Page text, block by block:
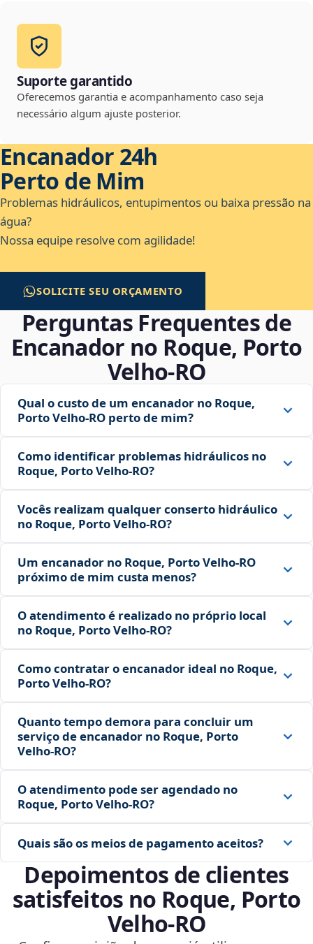
Suporte garantido
Oferecemos garantia e acompanhamento caso seja
necessário algum ajuste posterior.
Encanador 24h
Perto de Mim
Problemas hidráulicos, entupimentos ou baixa pressão na
água?
Nossa equipe resolve com agilidade!
SOLICITE SEU ORÇAMENTO
Perguntas Frequentes de
Encanador no Roque, Porto
Velho‑RO
Qual o custo de um encanador no Roque,
Porto Velho‑RO perto de mim?
Como identificar problemas hidráulicos no
Roque, Porto Velho‑RO?
Vocês realizam qualquer conserto hidráulico
no Roque, Porto Velho‑RO?
Um encanador no Roque, Porto Velho‑RO
próximo de mim custa menos?
O atendimento é realizado no próprio local
no Roque, Porto Velho‑RO?
Como contratar o encanador ideal no Roque,
Porto Velho‑RO?
Quanto tempo demora para concluir um
serviço de encanador no Roque, Porto
Velho‑RO?
O atendimento pode ser agendado no
Roque, Porto Velho‑RO?
Quais são os meios de pagamento aceitos?
Depoimentos de clientes
satisfeitos no Roque, Porto
Velho‑RO